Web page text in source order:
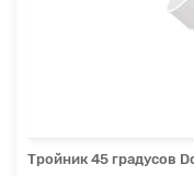
Тройник 45 градусов